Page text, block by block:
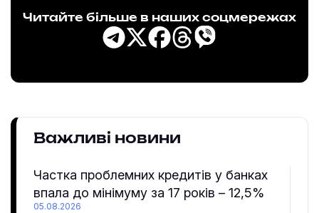
Читайте більше в наших соцмережах
Важливі новини
Частка проблемних кредитів у банках
впала до мінімуму за 17 років – 12,5%
05.08.2026